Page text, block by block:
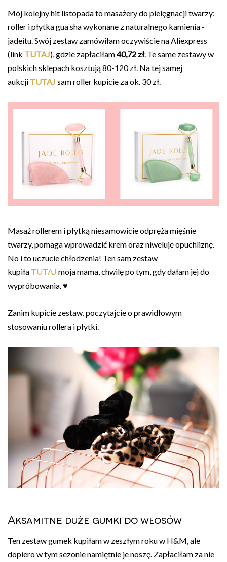
Mój kolejny hit listopada to masażery do pielęgnacji twarzy:
roller i płytka gua sha wykonane z naturalnego kamienia -
jadeitu. Swój zestaw zamówiłam oczywiście na Aliexpress
(link TUTAJ), gdzie zapłaciłam40,72 zł. Te same zestawy w
polskich sklepach kosztują 80-120 zł. Na tej samej
aukcji TUTAJ sam roller kupicie za ok. 30 zł.
Masaż rollerem i płytką niesamowicie odpręża mięśnie
twarzy, pomaga wprowadzić krem oraz niweluje opuchliznę.
No i to uczucie chłodzenia! Ten sam zestaw
kupiła TUTAJ moja mama, chwilę po tym, gdy dałam jej do
wypróbowania. ♥
Zanim kupicie zestaw, poczytajcie o prawidłowym
stosowaniu rollera i płytki.
Aksamitne duże gumki do włosów
Ten zestaw gumek kupiłam w zeszłym roku w H&M, ale
dopiero w tym sezonie namiętnie je noszę. Zapłaciłam za nie